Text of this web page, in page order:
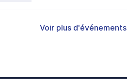
Voir plus d'événements